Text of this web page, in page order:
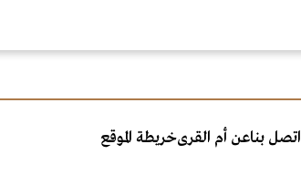
اتصل بناعن أم القرىخريطة الموقع